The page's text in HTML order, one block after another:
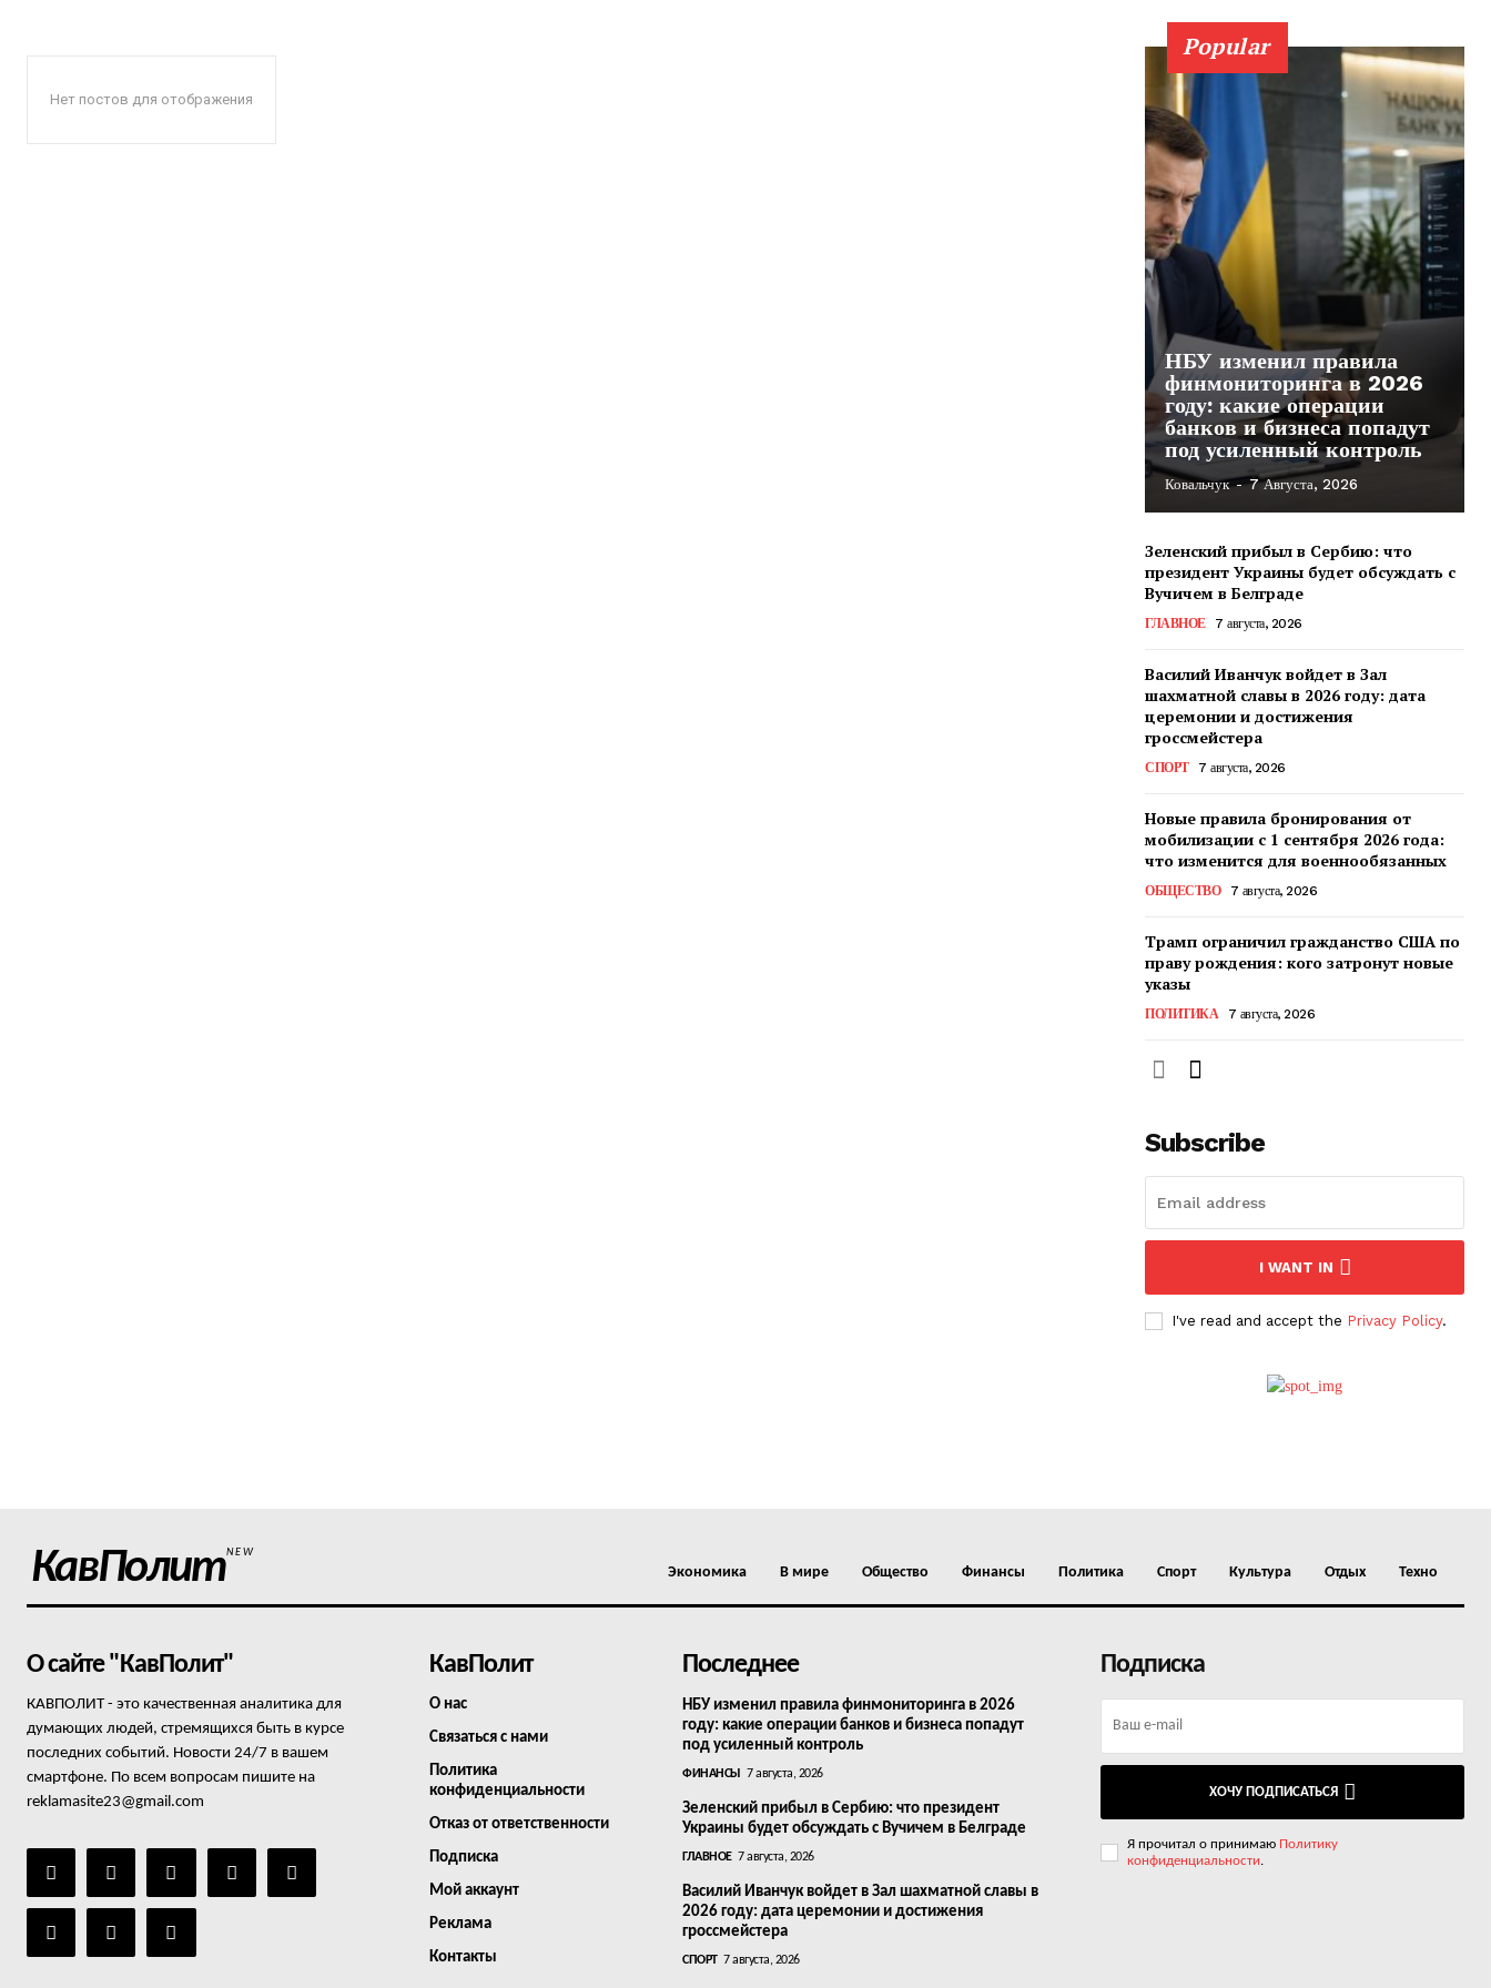
Нет постов для отображения
Popular
НБУ изменил правила
финмониторинга в 2026
году: какие операции
банков и бизнеса попадут
под усиленный контроль
Ковальчук - 7 Августа, 2026
Зеленский прибыл в Сербию: что
президент Украины будет обсуждать с
Вучичем в Белграде
ГЛАВНОЕ 7 августа, 2026
Василий Иванчук войдет в Зал
шахматной славы в 2026 году: дата
церемонии и достижения
гроссмейстера
СПОРТ 7 августа, 2026
Новые правила бронирования от
мобилизации с 1 сентября 2026 года:
что изменится для военнообязанных
ОБЩЕСТВО 7 августа, 2026
Трамп ограничил гражданство США по
праву рождения: кого затронут новые
указы
ПОЛИТИКА 7 августа, 2026
Subscribe
I WANT IN
I've read and accept the Privacy Policy.
КавПолитNEW
Экономика В мире Общество Финансы Политика Спорт Культура Отдых Техно
О сайте "КавПолит"
КАВПОЛИТ - это качественная аналитика для
думающих людей, стремящихся быть в курсе
последних событий. Новости 24/7 в вашем
смартфоне. По всем вопросам пишите на
reklamasite23@gmail.com
КавПолит
О нас
Связаться с нами
Политика
конфиденциальности
Отказ от ответственности
Подписка
Мой аккаунт
Реклама
Контакты
Последнее
НБУ изменил правила финмониторинга в 2026
году: какие операции банков и бизнеса попадут
под усиленный контроль
ФИНАНСЫ 7 августа, 2026
Зеленский прибыл в Сербию: что президент
Украины будет обсуждать с Вучичем в Белграде
ГЛАВНОЕ 7 августа, 2026
Василий Иванчук войдет в Зал шахматной славы в
2026 году: дата церемонии и достижения
гроссмейстера
СПОРТ 7 августа, 2026
Подписка
ХОЧУ ПОДПИСАТЬСЯ
Я прочитал о принимаю Политику
конфиденциальности.